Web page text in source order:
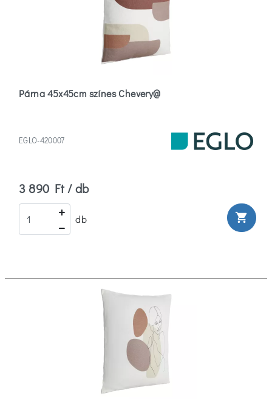
Párna 45x45cm színes Chevery@
EGLO-420007
3 890 Ft / db
db shopping_cart